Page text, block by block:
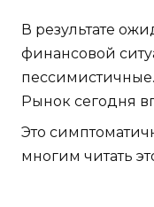
В результате
финансовой
Рынок сегодня
Это
многим читать